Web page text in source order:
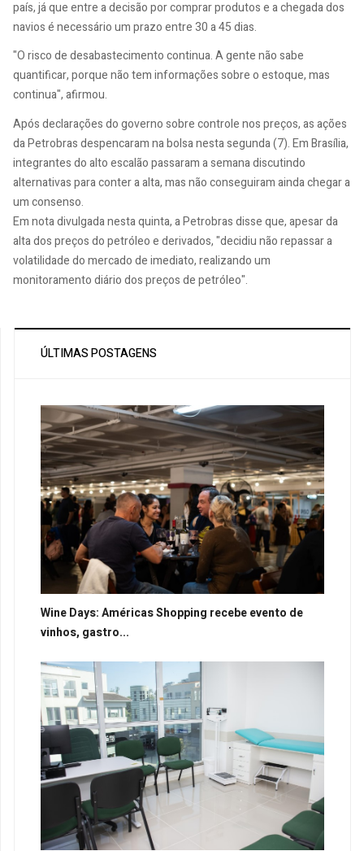
país, já que entre a decisão por comprar produtos e a chegada dos
navios é necessário um prazo entre 30 a 45 dias.
​"O risco de desabastecimento continua. A gente não sabe
quantificar, porque não tem informações sobre o estoque, mas
continua", afirmou.
Após declarações do governo sobre controle nos preços, as ações
da Petrobras despencaram na bolsa nesta segunda (7). Em Brasília,
integrantes do alto escalão passaram a semana discutindo
alternativas para conter a alta, mas não conseguiram ainda chegar a
um consenso.
Em nota divulgada nesta quinta, a Petrobras disse que, apesar da
alta dos preços do petróleo e derivados, "decidiu não repassar a
volatilidade do mercado de imediato, realizando um
monitoramento diário dos preços de petróleo".
ÚLTIMAS POSTAGENS
Wine Days: Américas Shopping recebe evento de
vinhos, gastro...